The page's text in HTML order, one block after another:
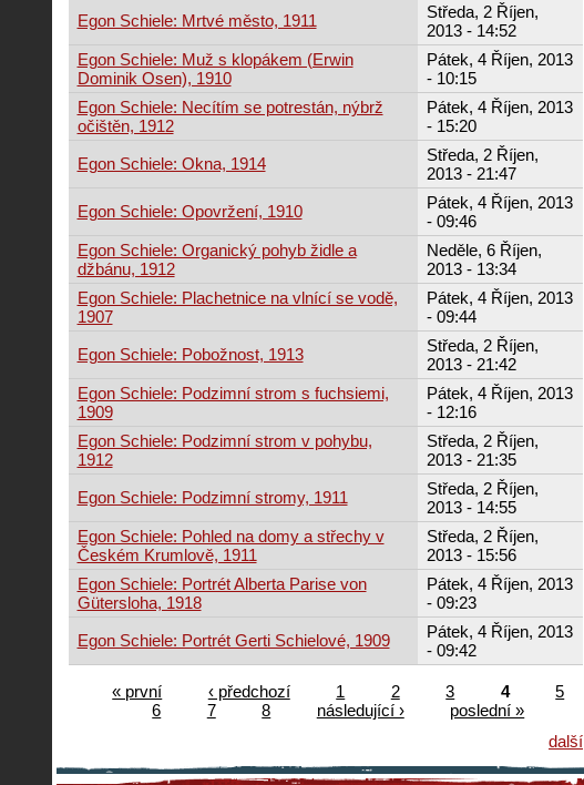
Egon Schiele: Mrtvé město, 1911
Středa, 2 Říjen,
2013 - 14:52
Egon Schiele: Muž s klopákem (Erwin
Dominik Osen), 1910
Pátek, 4 Říjen, 2013
- 10:15
Egon Schiele: Necítím se potrestán, nýbrž
očištěn, 1912
Pátek, 4 Říjen, 2013
- 15:20
Egon Schiele: Okna, 1914
Středa, 2 Říjen,
2013 - 21:47
Egon Schiele: Opovržení, 1910
Pátek, 4 Říjen, 2013
- 09:46
Egon Schiele: Organický pohyb židle a
džbánu, 1912
Neděle, 6 Říjen,
2013 - 13:34
Egon Schiele: Plachetnice na vlnící se vodě,
1907
Pátek, 4 Říjen, 2013
- 09:44
Egon Schiele: Pobožnost, 1913
Středa, 2 Říjen,
2013 - 21:42
Egon Schiele: Podzimní strom s fuchsiemi,
1909
Pátek, 4 Říjen, 2013
- 12:16
Egon Schiele: Podzimní strom v pohybu,
1912
Středa, 2 Říjen,
2013 - 21:35
Egon Schiele: Podzimní stromy, 1911
Středa, 2 Říjen,
2013 - 14:55
Egon Schiele: Pohled na domy a střechy v
Českém Krumlově, 1911
Středa, 2 Říjen,
2013 - 15:56
Egon Schiele: Portrét Alberta Parise von
Gütersloha, 1918
Pátek, 4 Říjen, 2013
- 09:23
Egon Schiele: Portrét Gerti Schielové, 1909
Pátek, 4 Říjen, 2013
- 09:42
« první ‹ předchozí 1 2 3 4
5
6
7 8 následující ›
poslední »
další